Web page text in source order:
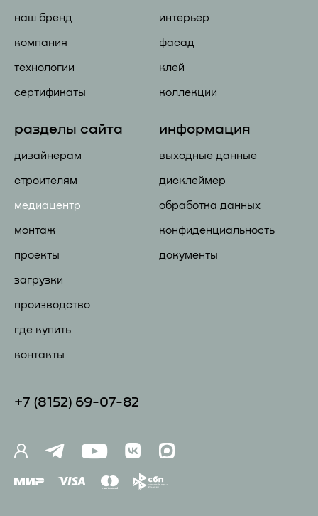
наш бренд
компания
технологии
сертификаты
интерьер
фасад
клей
коллекции
разделы сайта
дизайнерам
строителям
медиацентр
монтаж
проекты
загрузки
производство
где купить
контакты
информация
выходные данные
дисклеймер
обработка данных
конфиденциальность
документы
+7 (8152) 69-07-82